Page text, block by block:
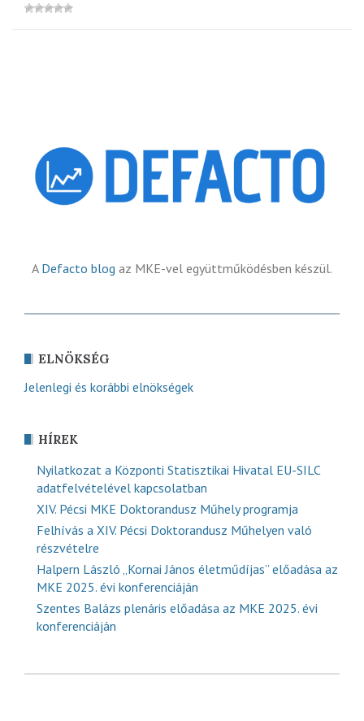
A Defacto blog az MKE-vel együttműködésben készül.
ELNÖKSÉG
Jelenlegi és korábbi elnökségek
HÍREK
Nyilatkozat a Központi Statisztikai Hivatal EU-SILC
adatfelvételével kapcsolatban
XIV. Pécsi MKE Doktorandusz Műhely programja
Felhívás a XIV. Pécsi Doktorandusz Műhelyen való
részvételre
Halpern László „Kornai János életműdíjas” előadása az
MKE 2025. évi konferenciáján
Szentes Balázs plenáris előadása az MKE 2025. évi
konferenciáján